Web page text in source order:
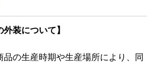
外装について】
品の生産時期や生産場所により、同